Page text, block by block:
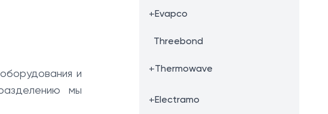
оборудования и
мы
+Evapco
Threebond
+Thermowave
+Electramo